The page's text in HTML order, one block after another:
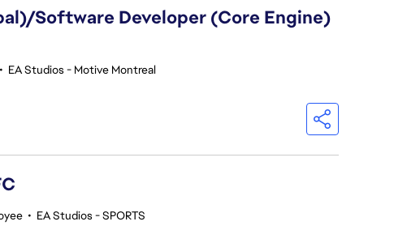
Software Developer (Core Engine)
• EA Studios - Motive Montreal
• EA Studios - SPORTS